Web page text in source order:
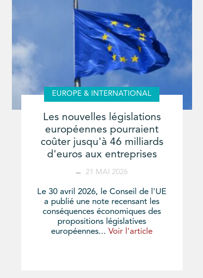
EUROPE & INTERNATIONAL
Les nouvelles législations
européennes pourraient
coûter jusqu'à 46 milliards
d'euros aux entreprises
21 MAI 2026
Le 30 avril 2026, le Conseil de l'UE
a publié une note recensant les
conséquences économiques des
propositions législatives
européennes...Voir l'article